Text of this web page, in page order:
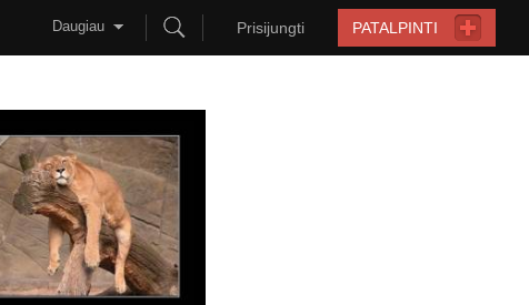
PATALPINTI
Prisijungti
Daugiau